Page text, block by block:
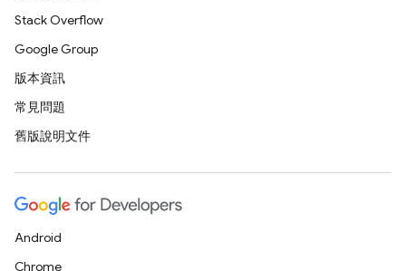
Stack Overflow
Google Group
版本資訊
常見問題
舊版說明文件
Android
Chrome